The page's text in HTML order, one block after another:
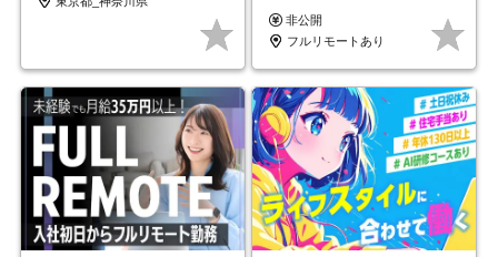
帰／全国募集・業務委託
非公開
フルリモートあり